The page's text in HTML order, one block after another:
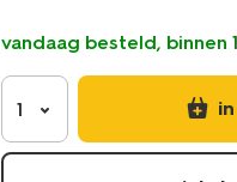
vandaag besteld, binnen
1